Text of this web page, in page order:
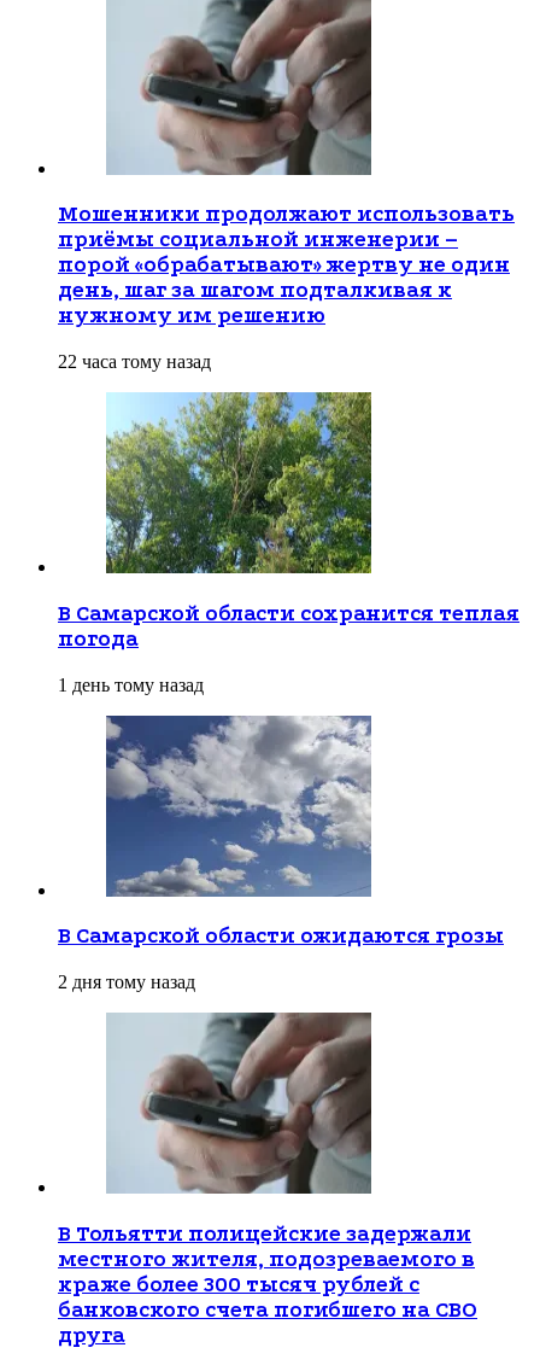
Мошенники продолжают использовать
приёмы социальной инженерии –
порой «обрабатывают» жертву не один
день, шаг за шагом подталкивая к
нужному им решению
22 часа тому назад
В Самарской области сохранится теплая
погода
1 день тому назад
В Самарской области ожидаются грозы
2 дня тому назад
В Тольятти полицейские задержали
местного жителя, подозреваемого в
краже более 300 тысяч рублей с
банковского счета погибшего на СВО
друга